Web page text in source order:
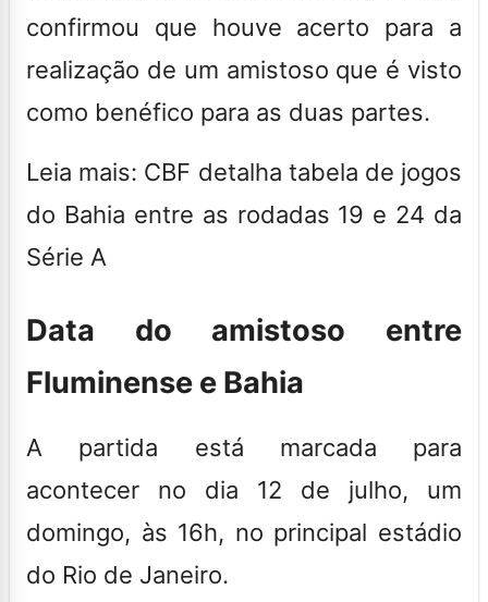
confirmou que houve acerto para a
realização de um amistoso que é visto
como benéfico para as duas partes.
Leia mais: CBF detalha tabela de jogos
do Bahia entre as rodadas 19 e 24 da
Série A
Data do amistoso entre
Fluminense e Bahia
A partida está marcada para
acontecer no dia 12 de julho, um
domingo, às 16h, no principal estádio
do Rio de Janeiro.